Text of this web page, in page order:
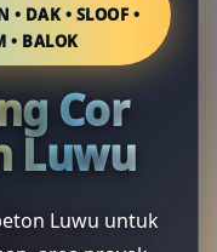
• DAK • SLOOF •
• BALOK
Cor
Luwu
Luwu untuk